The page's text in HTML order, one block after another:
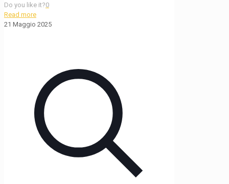
Do you like it?0
Read more
21 Maggio 2025